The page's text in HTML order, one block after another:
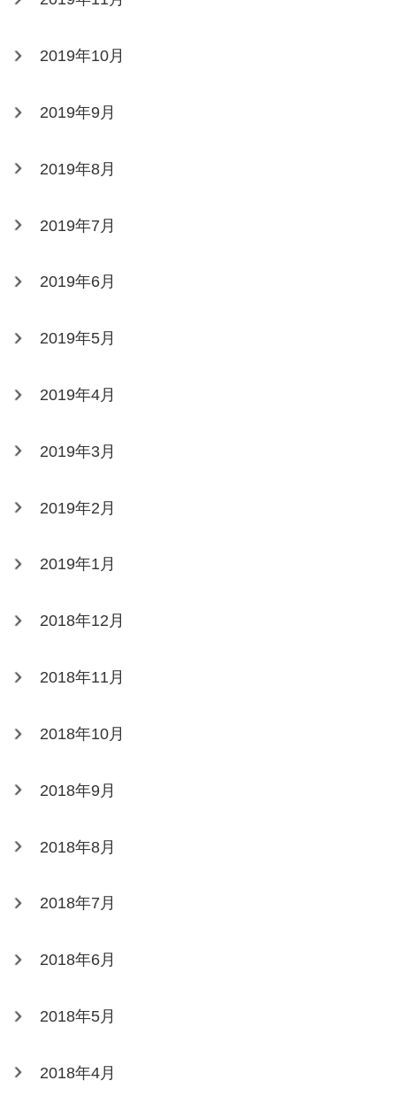
2019年10月
2019年9月
2019年8月
2019年7月
2019年6月
2019年5月
2019年4月
2019年3月
2019年2月
2019年1月
2018年12月
2018年11月
2018年10月
2018年9月
2018年8月
2018年7月
2018年6月
2018年5月
2018年4月